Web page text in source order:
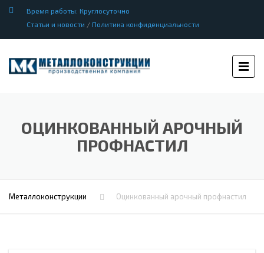
Время работы: Круглосуточно
Статьи и новости / Политика конфиденциальности
ОЦИНКОВАННЫЙ АРОЧНЫЙ
ПРОФНАСТИЛ
Металлоконструкции Оцинкованный арочный профнастил